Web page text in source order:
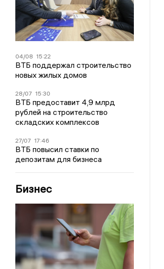
04/08 15:22
ВТБ поддержал строительство
новых жилых домов
28/07 15:30
ВТБ предоставит 4,9 млрд
рублей на строительство
складских комплексов
27/07 17:46
ВТБ повысил ставки по
депозитам для бизнеса
Бизнес